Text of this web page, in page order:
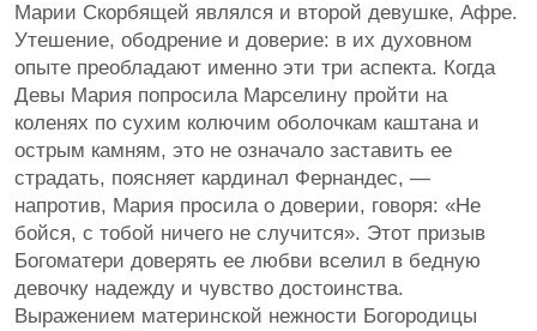
Марии Скорбящей являлся и второй девушке, Афре.
Утешение, ободрение и доверие: в их духовном
опыте преобладают именно эти три аспекта. Когда
Девы Мария попросила Марселину пройти на
коленях по сухим колючим оболочкам каштана и
острым камням, это не означало заставить ее
страдать, поясняет кардинал Фернандес, —
напротив, Мария просила о доверии, говоря: «Не
бойся, с тобой ничего не случится». Этот призыв
Богоматери доверять ее любви вселил в бедную
девочку надежду и чувство достоинства.
Выражением материнской нежности Богородицы